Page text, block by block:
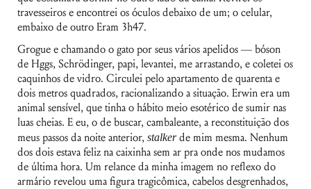
travesseiros e encontrei os óculos debaixo de um; o celular,
embaixo de outro Eram 3h47.
Grogue e chamando o gato por seus vários apelidos — bóson
de Hggs, Schrödinger, papi, levantei, me arrastando, e coletei os
caquinhos de vidro. Circulei pelo apartamento de quarenta e
dois metros quadrados, racionalizando a situação. Erwin era um
animal sensível, que tinha o hábito meio esotérico de sumir nas
luas cheias. E eu, o de buscar, cambaleante, a reconstituição dos
meus passos da noite anterior,stalkerde mim mesma. Nenhum
dos dois estava feliz na caixinha sem ar pra onde nos mudamos
de última hora. Um relance da minha imagem no reflexo do
armário revelou uma figura tragicômica, cabelos desgrenhados,